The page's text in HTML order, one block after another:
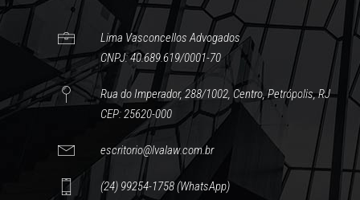
Lima Vasconcellos Advogados
CNPJ: 40.689.619/0001-70
Rua do Imperador, 288/1002, Centro, Petrópolis, RJ
CEP: 25620-000
escritorio@lvalaw.com.br
(24) 99254-1758 (WhatsApp)